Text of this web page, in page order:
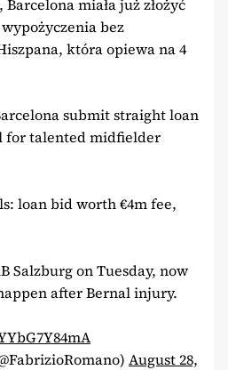
miała już złożyć
bez
która opiewa na 4
submit straight loan
for talented midfielder
loan bid worth €4m fee,
Salzburg on Tuesday, now
after Bernal injury.
August 28,